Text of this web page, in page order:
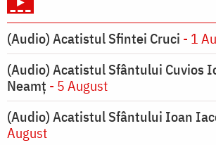
(Audio) Acatistul Sfintei Cruci - 1
(Audio) Acatistul Sfântului Cuvios
Neamț - 5 August
(Audio) Acatistul Sfântului Ioan
August